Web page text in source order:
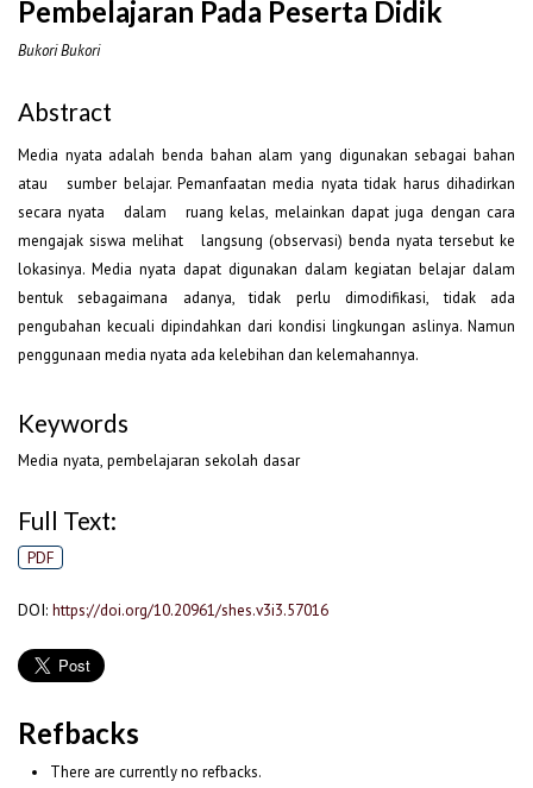
Pembelajaran Pada Peserta Didik
Bukori Bukori
Abstract
Media nyata adalah benda bahan alam yang digunakan sebagai bahan
atau sumber belajar. Pemanfaatan media nyata tidak harus dihadirkan
secara nyata dalam ruang kelas, melainkan dapat juga dengan cara
mengajak siswa melihat langsung (observasi) benda nyata tersebut ke
lokasinya. Media nyata dapat digunakan dalam kegiatan belajar dalam
bentuk sebagaimana adanya, tidak perlu dimodifikasi, tidak ada
pengubahan kecuali dipindahkan dari kondisi lingkungan aslinya. Namun
penggunaan media nyata ada kelebihan dan kelemahannya.
Keywords
Media nyata, pembelajaran sekolah dasar
Full Text:
PDF
DOI: https://doi.org/10.20961/shes.v3i3.57016
Refbacks
There are currently no refbacks.